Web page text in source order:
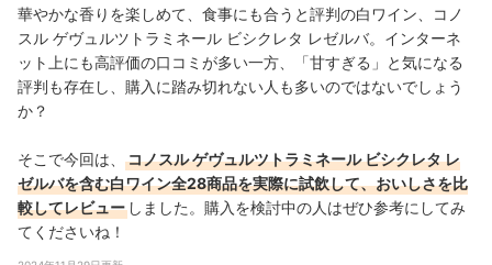
華やかな香りを楽しめて、食事にも合うと評判の白ワイン、コノ
スル ゲヴュルツトラミネール ビシクレタ レゼルバ。インターネ
ット上にも高評価の口コミが多い一方、「甘すぎる」と気になる
評判も存在し、購入に踏み切れない人も多いのではないでしょう
か？
そこで今回は、
コノスル ゲヴュルツトラミネール ビシクレタ レ
ゼルバを含む白ワイン全28商品を実際に試飲して、おいしさを比
較してレビュー しました。購入を検討中の人はぜひ参考にしてみ
てくださいね！